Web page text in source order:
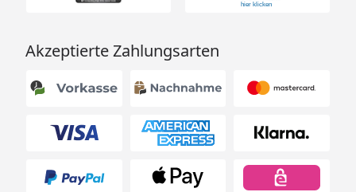
Akzeptierte Zahlungsarten